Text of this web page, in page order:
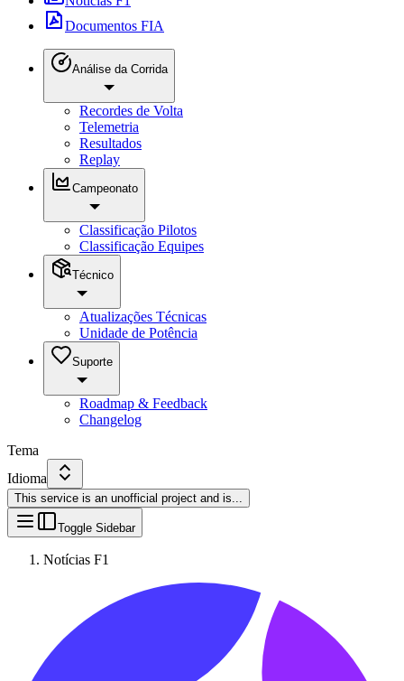
Documentos FIA
Análise da Corrida
Recordes de Volta
Telemetria
Resultados
Replay
Campeonato
Classificação Pilotos
Classificação Equipes
Técnico
Atualizações Técnicas
Unidade de Potência
Suporte
Roadmap & Feedback
Changelog
Tema
Idioma
This service is an unofficial project and is...
Toggle Sidebar
Notícias F1